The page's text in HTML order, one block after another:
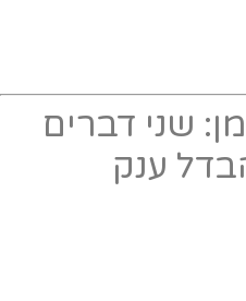
שני דברים
ענק